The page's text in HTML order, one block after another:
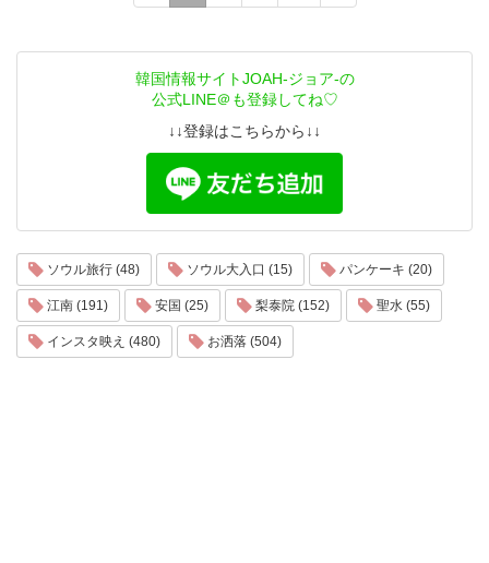
韓国情報サイトJOAH-ジョア-の
公式LINE＠も登録してね♡
↓↓登録はこちらから↓↓
ソウル旅行 (48) ソウル大入口 (15) パンケーキ (20)
江南 (191) 安国 (25) 梨泰院 (152) 聖水 (55)
インスタ映え (480) お洒落 (504)